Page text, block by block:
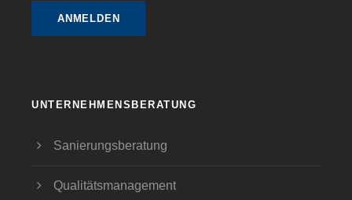
UNTERNEHMENSBERATUNG
Sanierungsberatung
Qualitätsmanagement